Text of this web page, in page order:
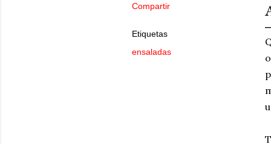
Compartir
Etiquetas
ensaladas